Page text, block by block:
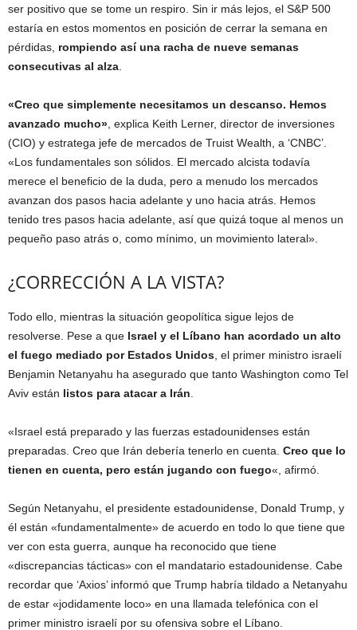
ser positivo que se tome un respiro. Sin ir más lejos, el S&P 500
estaría en estos momentos en posición de cerrar la semana en
pérdidas, rompiendo así una racha de nueve semanas
consecutivas al alza
«Creo que simplemente necesitamos un descanso. Hemos
avanzado mucho» , explica Keith Lerner, director de inversiones
(CIO) y estratega jefe de mercados de Truist Wealth, a ‘CNBC’.
«Los fundamentales son sólidos. El mercado alcista todavía
merece el beneficio de la duda, pero a menudo los mercados
avanzan dos pasos hacia adelante y uno hacia atrás. Hemos
tenido tres pasos hacia adelante, así que quizá toque al menos un
pequeño paso atrás o, como mínimo, un movimiento lateral».
¿CORRECCIÓN A LA VISTA?
Todo ello, mientras la situación geopolítica sigue lejos de
resolverse. Pese a que Israel y el Líbano han acordado un alto
el fuego mediado por Estados Unidos , el primer ministro israelí
Benjamin Netanyahu ha asegurado que tanto Washington como Tel
Aviv están listos para atacar a Irán
«Israel está preparado y las fuerzas estadounidenses están
preparadas. Creo que Irán debería tenerlo en cuenta. Creo que lo
tienen en cuenta, pero están jugando con fuego«, afirmó.
Según Netanyahu, el presidente estadounidense, Donald Trump, y
él están «fundamentalmente» de acuerdo en todo lo que tiene que
ver con esta guerra, aunque ha reconocido que tiene
«discrepancias tácticas» con el mandatario estadounidense. Cabe
recordar que ‘Axios’ informó que Trump habría tildado a Netanyahu
de estar «jodidamente loco» en una llamada telefónica con el
primer ministro israelí por su ofensiva sobre el Líbano.